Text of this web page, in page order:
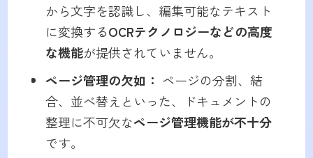
から文字を認識し、編集可能なテキスト
に変換するOCRテクノロジーなどの高度
な機能が提供されていません。
ページ管理の欠如： ページの分割、結
合、並べ替えといった、ドキュメントの
整理に不可欠なページ管理機能が不十分
です。